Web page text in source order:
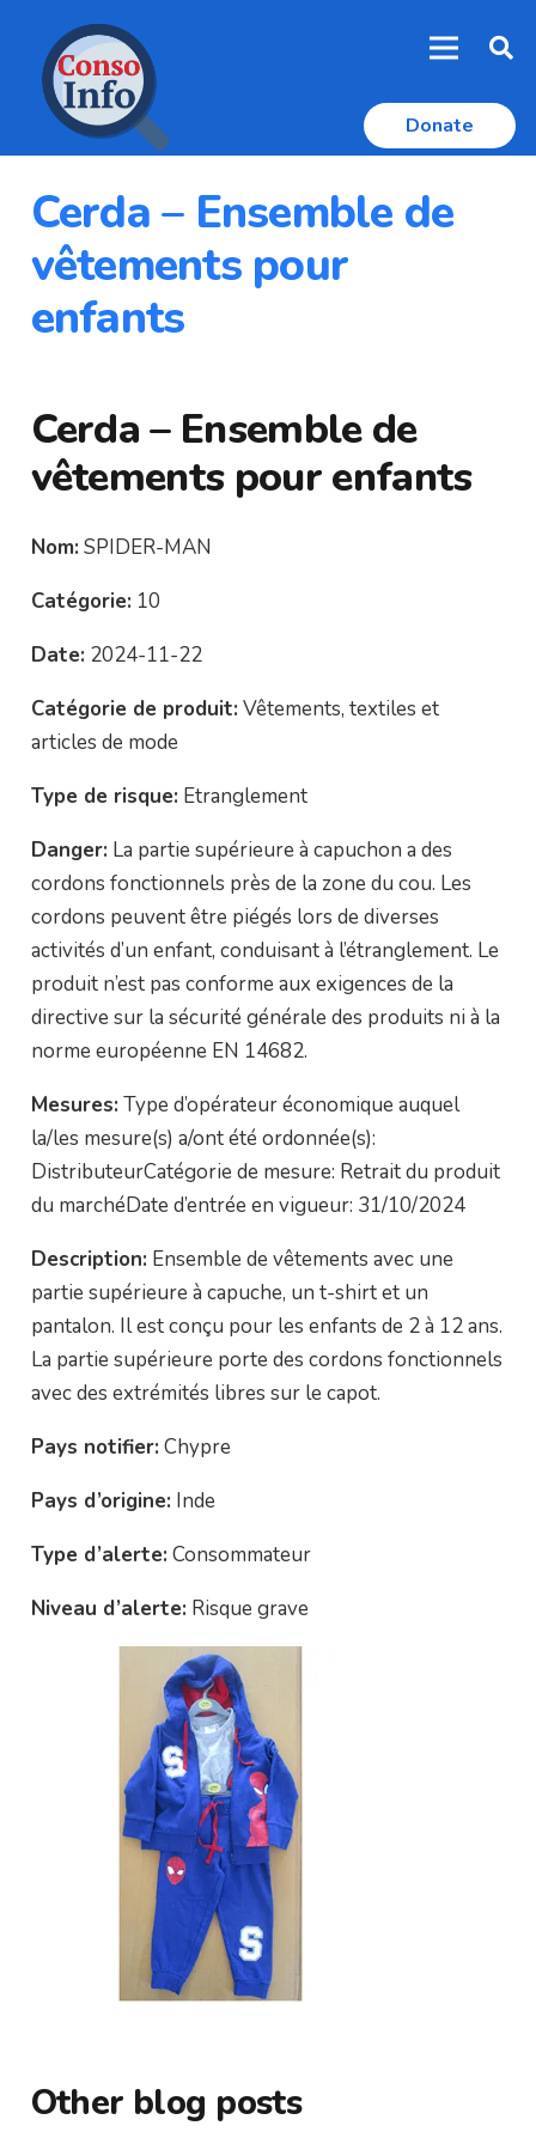
Donate
Cerda – Ensemble de
vêtements pour
enfants
Cerda – Ensemble de
vêtements pour enfants
Nom: SPIDER-MAN
Catégorie: 10
Date: 2024-11-22
Catégorie de produit: Vêtements, textiles et
articles de mode
Type de risque: Etranglement
Danger: La partie supérieure à capuchon a des
cordons fonctionnels près de la zone du cou. Les
cordons peuvent être piégés lors de diverses
activités d’un enfant, conduisant à l’étranglement. Le
produit n’est pas conforme aux exigences de la
directive sur la sécurité générale des produits ni à la
norme européenne EN 14682.
Mesures: Type d’opérateur économique auquel
la/les mesure(s) a/ont été ordonnée(s):
DistributeurCatégorie de mesure: Retrait du produit
du marchéDate d’entrée en vigueur: 31/10/2024
Description: Ensemble de vêtements avec une
partie supérieure à capuche, un t-shirt et un
pantalon. Il est conçu pour les enfants de 2 à 12 ans.
La partie supérieure porte des cordons fonctionnels
avec des extrémités libres sur le capot.
Pays notifier: Chypre
Pays d’origine: Inde
Type d’alerte: Consommateur
Niveau d’alerte: Risque grave
Other blog posts